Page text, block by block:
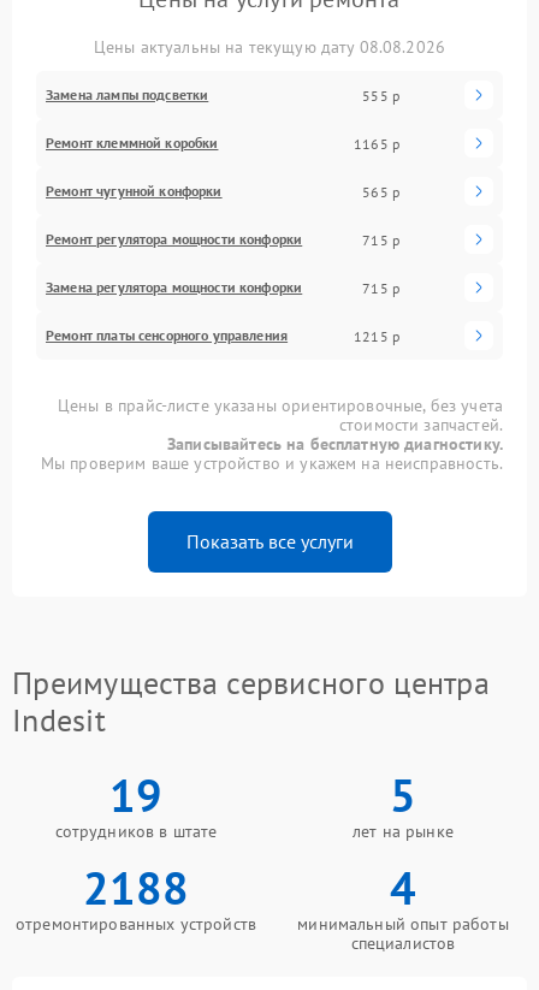
Цены актуальны на текущую дату 08.08.2026
Замена лампы подсветки 555 р
Ремонт клеммной коробки 1165 р
Ремонт чугунной конфорки 565 р
Ремонт регулятора мощности конфорки 715 р
Замена регулятора мощности конфорки 715 р
Ремонт платы сенсорного управления 1215 р
Цены в прайс-листе указаны ориентировочные, без учета
стоимости запчастей.
Записывайтесь на бесплатную диагностику.
Мы проверим ваше устройство и укажем на неисправность.
Показать все услуги
Преимущества сервисного центра
Indesit
19
сотрудников в штате
5
лет на рынке
2188
отремонтированных устройств
4
минимальный опыт работы
специалистов